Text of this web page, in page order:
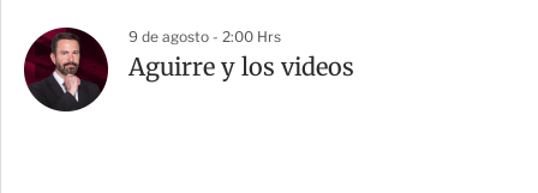
9 de agosto - 2:00 Hrs
Aguirre y los videos